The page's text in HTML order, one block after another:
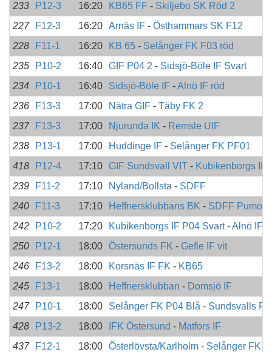
233
P12-3 16:20 KB65 FF - Skiljebo SK Röd 2
227
F12-3 16:20 Arnäs IF - Östhammars SK F12
228
F11-1 16:20 KB 65 - Selånger FK F03 röd
235
P10-2 16:40 GIF P04 2 - Sidsjö-Böle IF Svart
234
P10-1 16:40 Sidsjö-Böle IF -Alnö IF röd
236
F13-3 17:00 Nätra GIF - Täby FK 2
237
F13-3 17:00 Njurunda IK - Remsle UIF
238
P13-1 17:00 Huddinge IF - Selånger FK PF01
418
P12-4 17:10 GIF Sundsvall VIT - Kubikenborgs IF
239
F11-2 17:10 Nyland/Bollsta - SDFF
240
F11-3 17:10 Heffnersklubbans BK - SDFF Pumor
242
P10-2 17:20 Kubikenborgs IF P04 Svart-Alnö IF
250
P12-1 18:00 Östersunds FK - Gefle IF vit
246
F13-2 18:00 Korsnäs IF FK - KB65
245
F13-1 18:00 Heffnersklubban - Domsjö IF
247
P10-1 18:00 Selånger FK P04 Blå - Sundsvalls
428
P13-2 18:00 IFK Östersund - Matfors IF
437
F12-1 18:00 Österlövsta/Karlholm - Selånger FK